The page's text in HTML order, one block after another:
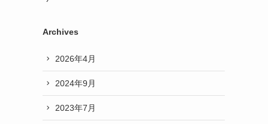
Archives
2026年4月
2024年9月
2023年7月